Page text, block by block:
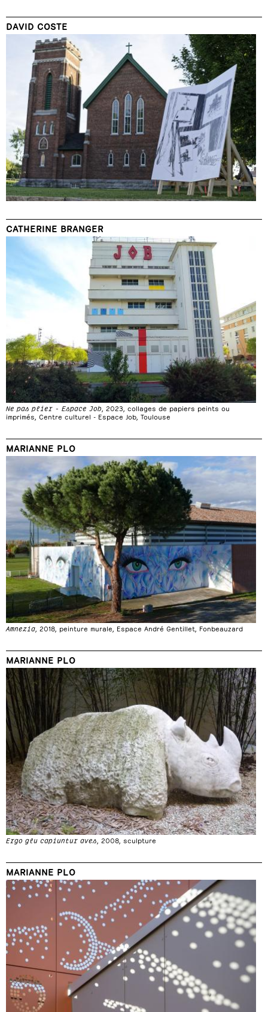
DAVID COSTE
CATHERINE BRANGER
Ne pas plier - Espace Job, 2023, collages de papiers peints ou
imprimés, Centre culturel - Espace Job, Toulouse
MARIANNE PLO
Amnezia, 2018, peinture murale, Espace André Gentillet, Fonbeauzard
MARIANNE PLO
Ergo glu capiuntur aves , 2008, sculpture
MARIANNE PLO